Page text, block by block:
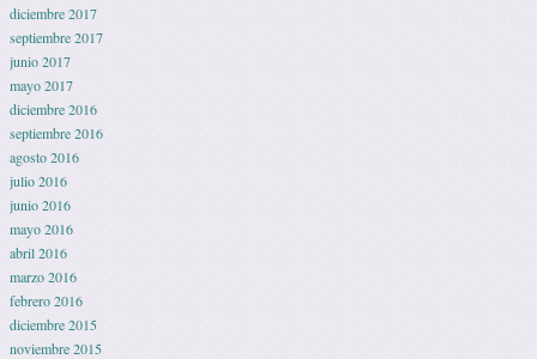
diciembre 2017
septiembre 2017
junio 2017
mayo 2017
diciembre 2016
septiembre 2016
agosto 2016
julio 2016
junio 2016
mayo 2016
abril 2016
marzo 2016
febrero 2016
diciembre 2015
noviembre 2015